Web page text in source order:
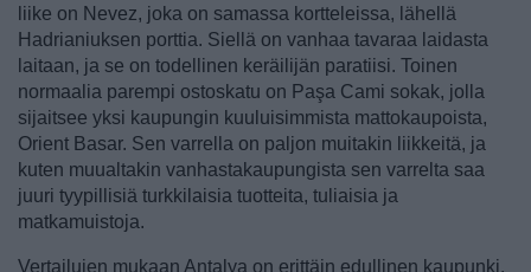
liike on Nevez, joka on samassa kortteleissa, lähellä
Hadrianiuksen porttia. Siellä on vanhaa tavaraa laidasta
laitaan, ja se on todellinen keräilijän paratiisi. Toinen
normaalia parempi ostoskatu on Paşa Cami sokak, jolla
sijaitsee yksi kaupungin kuuluisimmista mattokaupoista,
Orient Basar. Sen varrella on paljon muitakin liikkeitä, ja
kuten muualtakin vanhastakaupungista sen varrelta saa
juuri tyypillisiä turkkilaisia tuotteita, tuliaisia ja
matkamuistoja.
Vertailujen mukaan Antalya on erittäin edullinen kaupunki.